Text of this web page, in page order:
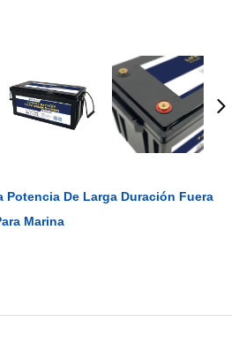
Potencia De Larga Duración Fuera
Marina